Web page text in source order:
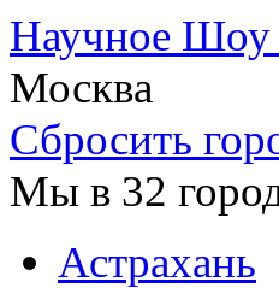
Научное Шоу
Москва
Сбросить
Мы в 32
Астрахань